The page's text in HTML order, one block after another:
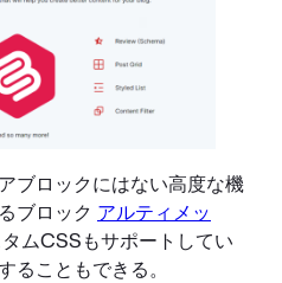
ブロックにはない高度な機
ブロック アルティメッ
ムCSSもサポートしてい
ることもできる。